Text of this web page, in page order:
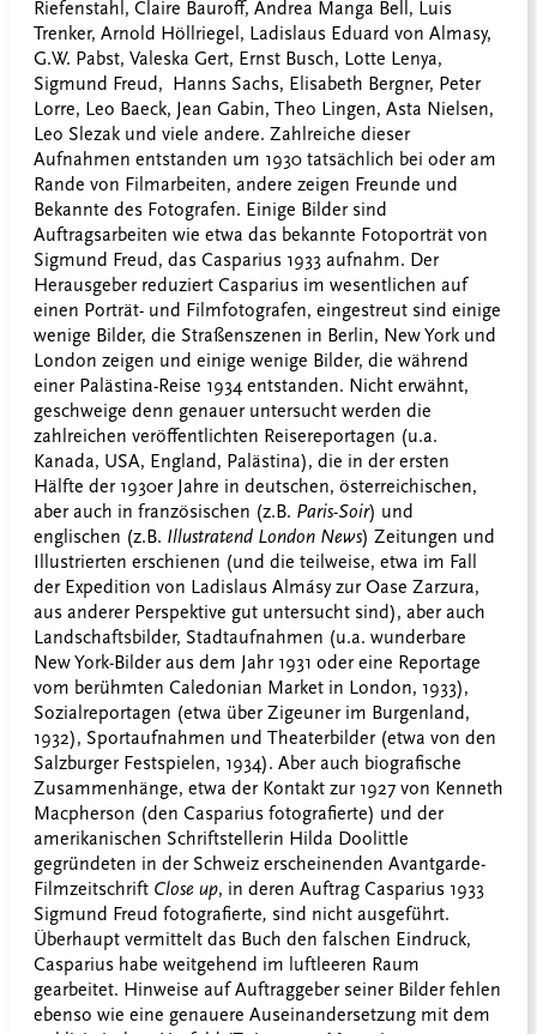
Riefenstahl, Claire Bauroff, Andrea Manga Bell, Luis
Trenker, Arnold Höllriegel, Ladislaus Eduard von Almasy,
G.W. Pabst, Valeska Gert, Ernst Busch, Lotte Lenya,
Sigmund Freud, Hanns Sachs, Elisabeth Bergner, Peter
Lorre, Leo Baeck, Jean Gabin, Theo Lingen, Asta Nielsen,
Leo Slezak und viele andere. Zahlreiche dieser
Aufnahmen entstanden um 1930 tatsächlich bei oder am
Rande von Filmarbeiten, andere zeigen Freunde und
Bekannte des Fotografen. Einige Bilder sind
Auftragsarbeiten wie etwa das bekannte Fotoporträt von
Sigmund Freud, das Casparius 1933 aufnahm. Der
Herausgeber reduziert Casparius im wesentlichen auf
einen Porträt- und Filmfotografen, eingestreut sind einige
wenige Bilder, die Straßenszenen in Berlin, New York und
London zeigen und einige wenige Bilder, die während
einer Palästina-Reise 1934 entstanden. Nicht erwähnt,
geschweige denn genauer untersucht werden die
zahlreichen veröffentlichten Reisereportagen (u.a.
Kanada, USA, England, Palästina), die in der ersten
Hälfte der 1930er Jahre in deutschen, österreichischen,
aber auch in französischen (z.B. Paris-Soir) und
englischen (z.B. Illustratend London News) Zeitungen und
Illustrierten erschienen (und die teilweise, etwa im Fall
der Expedition von Ladislaus Almásy zur Oase Zarzura,
aus anderer Perspektive gut untersucht sind), aber auch
Landschaftsbilder, Stadtaufnahmen (u.a. wunderbare
New York-Bilder aus dem Jahr 1931 oder eine Reportage
vom berühmten Caledonian Market in London, 1933),
Sozialreportagen (etwa über Zigeuner im Burgenland,
1932), Sportaufnahmen und Theaterbilder (etwa von den
Salzburger Festspielen, 1934). Aber auch biografische
Zusammenhänge, etwa der Kontakt zur 1927 von Kenneth
Macpherson (den Casparius fotografierte) und der
amerikanischen Schriftstellerin Hilda Doolittle
gegründeten in der Schweiz erscheinenden Avantgarde-
Filmzeitschrift Close up, in deren Auftrag Casparius 1933
Sigmund Freud fotografierte, sind nicht ausgeführt.
Überhaupt vermittelt das Buch den falschen Eindruck,
Casparius habe weitgehend im luftleeren Raum
gearbeitet. Hinweise auf Auftraggeber seiner Bilder fehlen
ebenso wie eine genauere Auseinandersetzung mit dem